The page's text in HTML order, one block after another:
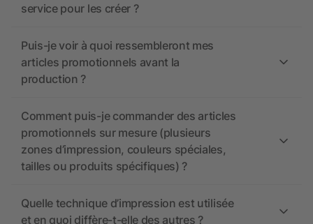
service pour les créer ?
Puis-je voir à quoi ressembleront mes
articles promotionnels avant la
production ?
Comment puis-je commander des articles
promotionnels sur mesure (plusieurs
zones d’impression, couleurs spéciales,
tailles ou produits spécifiques) ?
Quelle technique d’impression est utilisée
et en quoi diffère-t-elle des autres ?